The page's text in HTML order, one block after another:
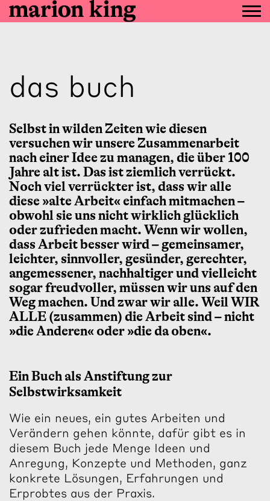
das buch
Selbst in wilden Zeiten wie diesen
versuchen wir unsere Zusammenarbeit
nach einer Idee zu managen, die über 100
Jahre alt ist. Das ist ziemlich verrückt.
Noch viel verrückter ist, dass wir alle
diese »alte Arbeit« einfach mitmachen –
obwohl sie uns nicht wirklich glücklich
oder zufrieden macht. Wenn wir wollen,
dass Arbeit besser wird – gemeinsamer,
leichter, sinnvoller, gesünder, gerechter,
angemessener, nachhaltiger und vielleicht
sogar freudvoller, müssen wir uns auf den
Weg machen. Und zwar wir alle. Weil WIR
ALLE (zusammen) die Arbeit sind – nicht
»die Anderen« oder »die da oben«.
Ein Buch als Anstiftung zur
Selbstwirksamkeit
Wie ein neues, ein gutes Arbeiten und
Verändern gehen könnte, dafür gibt es in
diesem Buch jede Menge Ideen und
Anregung, Konzepte und Methoden, ganz
konkrete Lösungen, Erfahrungen und
Erprobtes aus der Praxis.